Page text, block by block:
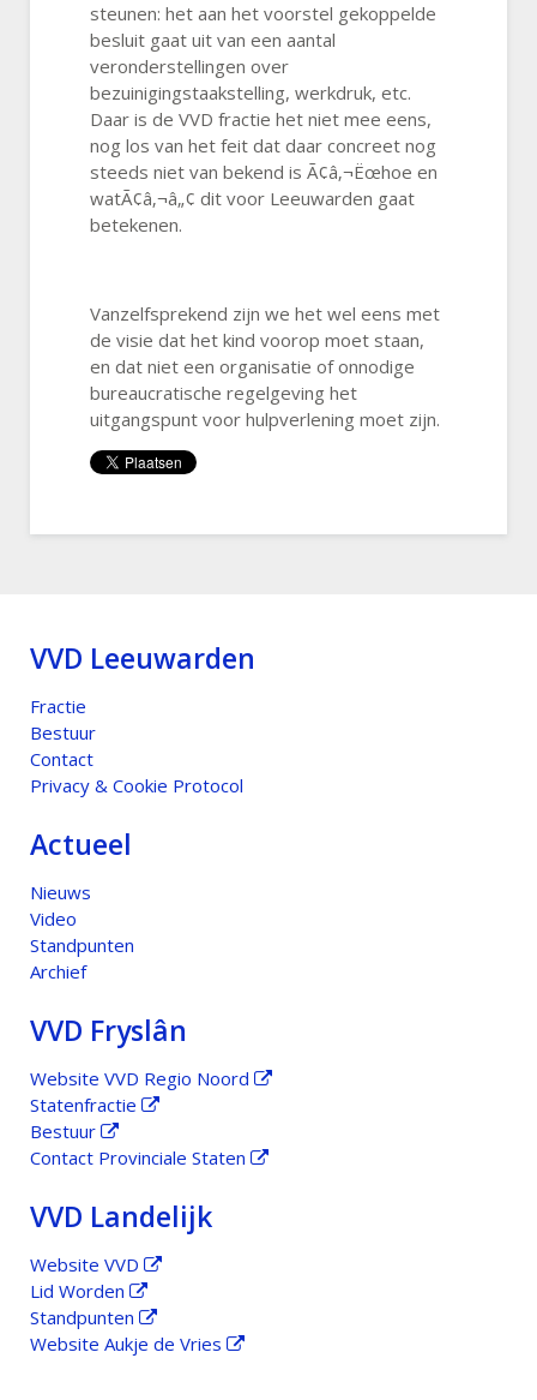
steunen: het aan het voorstel gekoppelde
besluit gaat uit van een aantal
veronderstellingen over
bezuinigingstaakstelling, werkdruk, etc.
Daar is de VVD fractie het niet mee eens,
nog los van het feit dat daar concreet nog
steeds niet van bekend is Ã¢â‚¬Ëœhoe en
watÃ¢â‚¬â„¢ dit voor Leeuwarden gaat
betekenen.
Vanzelfsprekend zijn we het wel eens met
de visie dat het kind voorop moet staan,
en dat niet een organisatie of onnodige
bureaucratische regelgeving het
uitgangspunt voor hulpverlening moet zijn.
VVD Leeuwarden
Fractie
Bestuur
Contact
Privacy & Cookie Protocol
Actueel
Nieuws
Video
Standpunten
Archief
VVD Fryslân
Website VVD Regio Noord
Statenfractie
Bestuur
Contact Provinciale Staten
VVD Landelijk
Website VVD
Lid Worden
Standpunten
Website Aukje de Vries